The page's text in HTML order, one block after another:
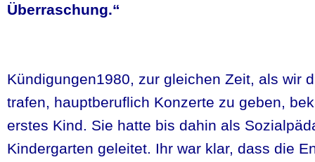
Überraschung.“
Kündigungen1980, zur gleichen Zeit, als wir
trafen, hauptberuflich Konzerte zu geben,
erstes Kind. Sie hatte bis dahin als
Kindergarten geleitet. Ihr war klar, dass die